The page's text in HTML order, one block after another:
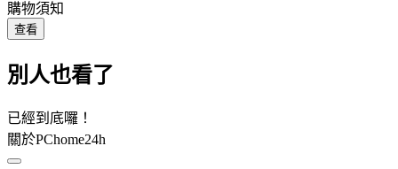
購物須知
查看
別人也看了
已經到底囉！
關於PChome24h